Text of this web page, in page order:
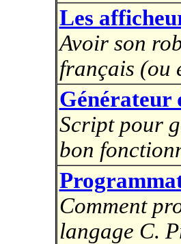
Les
Avoir son
français (ou
Générateur
Script pour
bon
Comment
langage C.